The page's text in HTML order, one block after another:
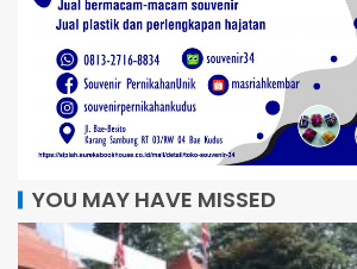
YOU MAY HAVE MISSED